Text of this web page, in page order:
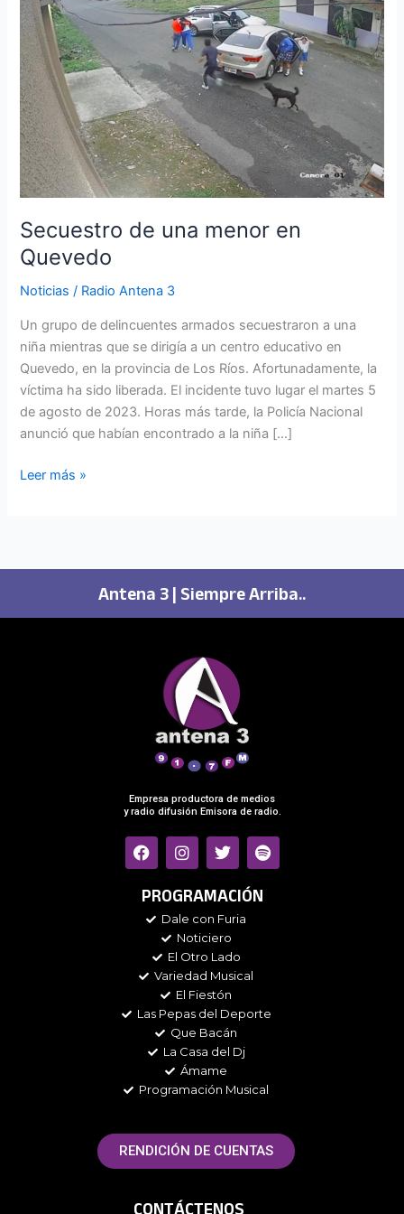
Secuestro de una menor en
Quevedo
Noticias / Radio Antena 3
Un grupo de delincuentes armados secuestraron a una
niña mientras que se dirigía a un centro educativo en
Quevedo, en la provincia de Los Ríos. Afortunadamente, la
víctima ha sido liberada. El incidente tuvo lugar el martes 5
de agosto de 2023. Horas más tarde, la Policía Nacional
anunció que habían encontrado a la niña […]
una
menor
en
Quevedo
Leer más »
Antena 3 | Siempre Arriba..
Empresa productora de medios
y radio difusión Emisora de radio.
F
a
c
e
b
o
I
n
s
t
a
g
r
a
m
T
w
i
t
t
e
r
S
p
o
t
i
PROGRAMACIÓN
Dale con Furia
Noticiero
El Otro Lado
Variedad Musical
El Fiestón
Las Pepas del Deporte
Que Bacán
La Casa del Dj
Ámame
Programación Musical
RENDICIÓN DE CUENTAS